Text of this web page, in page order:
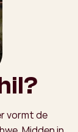
vormt de